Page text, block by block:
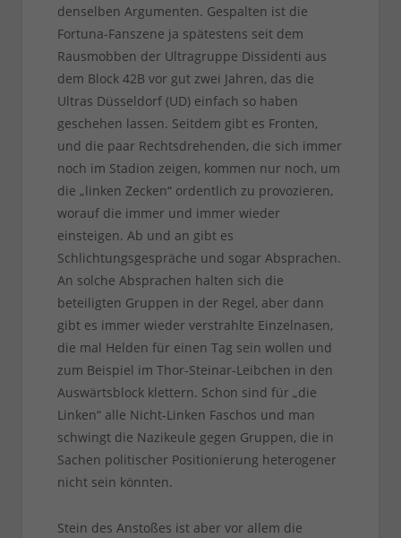
denselben Argumenten. Gespalten ist die
Fortuna-Fanszene ja spätestens seit dem
Rausmobben der Ultragruppe Dissidenti aus
dem Block 42B vor gut zwei Jahren, das die
Ultras Düsseldorf (UD) einfach so haben
geschehen lassen. Seitdem gibt es Fronten,
und die paar Rechtsdrehenden, die sich immer
noch im Stadion zeigen, kommen nur noch, um
die „linken Zecken“ ordentlich zu provozieren,
worauf die immer und immer wieder
einsteigen. Ab und an gibt es
Schlichtungsgespräche und sogar Absprachen.
An solche Absprachen halten sich die
beteiligten Gruppen in der Regel, aber dann
gibt es immer wieder verstrahlte Einzelnasen,
die mal Helden für einen Tag sein wollen und
zum Beispiel im Thor-Steinar-Leibchen in den
Auswärtsblock klettern. Schon sind für „die
Linken“ alle Nicht-Linken Faschos und man
schwingt die Nazikeule gegen Gruppen, die in
Sachen politischer Positionierung heterogener
nicht sein könnten.
Stein des Anstoßes ist aber vor allem die